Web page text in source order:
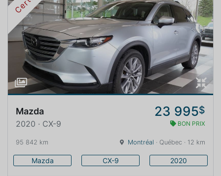
Mazda 23 995$
2020 · CX-9 BON PRIX
95 842 km Montréal · Québec · 12 km
Mazda CX-9 2020